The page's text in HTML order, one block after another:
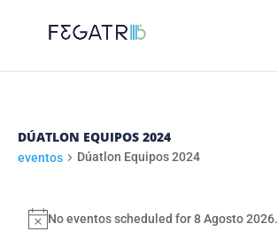
DÚATLON EQUIPOS 2024
eventos Dúatlon Equipos 2024
EVENTOS
FOR
Notice
No eventos scheduled for 8 Agosto 2026.